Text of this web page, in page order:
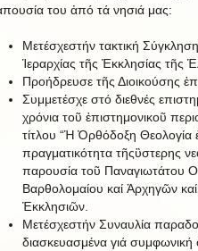
του ἀπό τά νησιά μας:
Μετέσχεστήν τακτική
Ἱεραρχίας τῆς Ἐκκλησίας τῆς
Προήδρευσε τῆς Διοικούσης
Συμμετέσχε στό διεθνές
χρόνια τοῦ ἐπιστημονικοῦ
τίτλου “Ἡ Ὀρθόδοξη Θεολογία
πραγματικότητα τῆςὓστερης
παρουσία τοῦ Παναγιωτάτου
Βαρθολομαίου καί Ἀρχηγῶν
Ἐκκλησιῶν.
Μετέσχεστήν Συναυλία
διασκευασμένα γιά